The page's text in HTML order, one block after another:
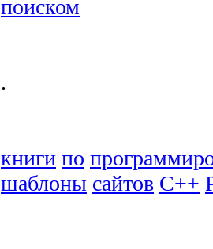
поиском
.
книги по
шаблоны сайтов C++